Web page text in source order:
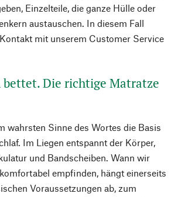
Einzelteile, die ganze Hülle oder
austauschen. In diesem Fall
mit unserem Customer Service
bettet. Die richtige Matratze
wahrsten Sinne des Wortes die Basis
Im Liegen entspannt der Körper,
und Bandscheiben. Wann wir
empfinden, hängt einerseits
Voraussetzungen ab, zum